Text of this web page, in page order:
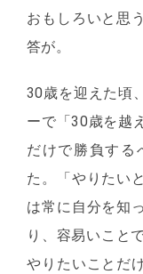
おもしろいと思
答が。
30歳を迎えた頃
ーで「30歳を越
だけで勝負する
た。「やりたい
は常に自分を知
り、容易いこと
やりたいことだ